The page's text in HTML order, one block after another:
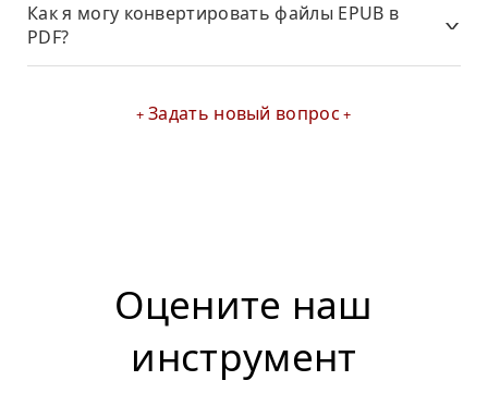
Как я могу конвертировать файлы EPUB в
PDF?
Задать новый вопрос
Оцените наш
инструмент